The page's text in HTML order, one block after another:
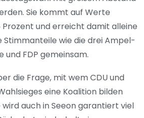
Sie kommt auf Werte
Prozent und erreicht damit alleine
Stimmanteile wie die drei Ampel-
und FDP gemeinsam.
die Frage, mit wem CDU und
eine Koalition bilden
wird auch in Seeon garantiert viel